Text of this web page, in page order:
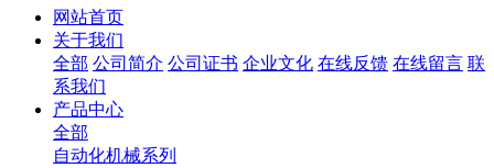
网站首页
关于我们
全部 公司简介 公司证书 企业文化 在线反馈 在线留言 联
系我们
产品中心
全部
自动化机械系列